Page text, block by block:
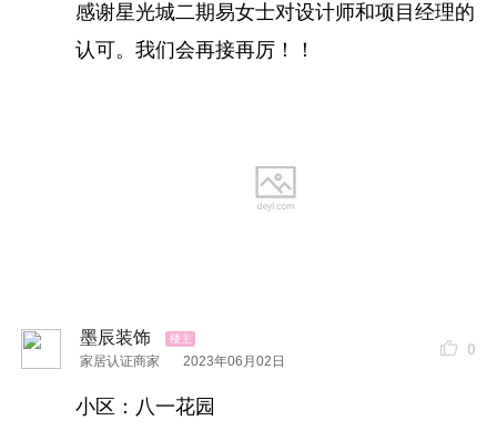
2.专属的施工团队
感谢星光城二期易女士对设计师和项目经理的
认可。我们会再接再厉！！
墨辰装饰
家居认证商家 2023年06月02日
0
小区：八一花园